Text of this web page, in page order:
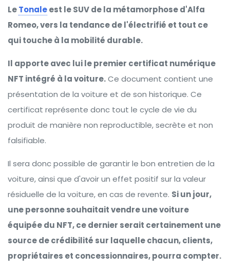
LeTonaleest le SUV de la métamorphose d'Alfa
Romeo, vers la tendance de l'électrifié et tout ce
qui touche à la mobilité durable.
Il apporte avec lui le premier certificat numérique
NFT intégré à la voiture.Ce document contient une
présentation de la voiture et de son historique. Ce
certificat représente donc tout le cycle de vie du
produit de manière non reproductible, secrète et non
falsifiable.
Il sera donc possible de garantir le bon entretien de la
voiture, ainsi que d'avoir un effet positif sur la valeur
résiduelle de la voiture, en cas de revente. Si un jour,
une personne souhaitait vendre une voiture
équipée du NFT, ce dernier serait certainement une
source de crédibilité sur laquelle chacun, clients,
propriétaires et concessionnaires, pourra compter.